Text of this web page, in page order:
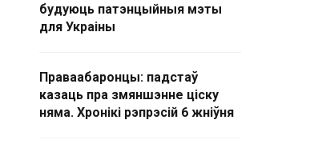
будуюць патэнцыйныя мэты
для Украіны
Праваабаронцы: падстаў
казаць пра змяншэнне ціску
няма. Хронікі рэпрэсій 6 жніўня